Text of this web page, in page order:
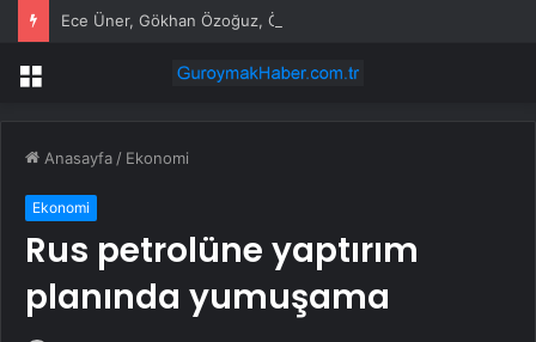
Menü
Anasayfa / Ekonomi
Ekonomi
Rus petrolüne yaptırım
planında yumuşama